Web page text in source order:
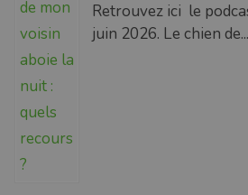
Retrouvez ici le
juin 2026. Le chien de...